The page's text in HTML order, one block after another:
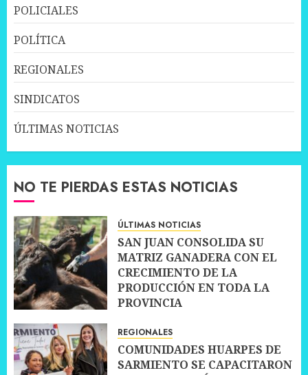
POLICIALES
POLÍTICA
REGIONALES
SINDICATOS
ÚLTIMAS NOTICIAS
NO TE PIERDAS ESTAS NOTICIAS
ÚLTIMAS NOTICIAS
SAN JUAN CONSOLIDA SU
MATRIZ GANADERA CON EL
CRECIMIENTO DE LA
PRODUCCIÓN EN TODA LA
PROVINCIA
REGIONALES
COMUNIDADES HUARPES DE
SARMIENTO SE CAPACITARON